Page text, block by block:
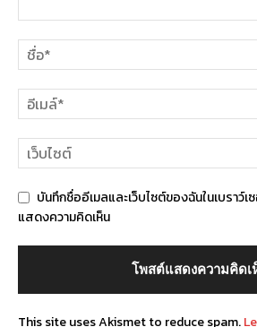
บันทึกชื่ออีเมลและเว็บไซต์ของฉันในเบราว์
แสดงความคิดเห็น
This site uses Akismet to reduce spam.